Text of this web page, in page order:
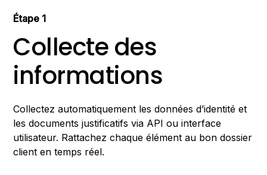
Étape 1
Collecte des
informations
Collectez automatiquement les données d’identité et
les documents justificatifs via API ou interface
utilisateur. Rattachez chaque élément au bon dossier
client en temps réel.